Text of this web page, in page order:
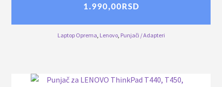
1.990,00RSD
Laptop Oprema Lenovo, Punjači / Adapteri